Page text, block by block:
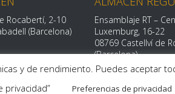
Rocabertí, 2-10
(Barcelona)
Ensamblaje RT –
Luxemburg, 16-22
08769 Castellví de
(Barcelona)
y de rendimiento. Puedes aceptar
Preferencias de privacidad